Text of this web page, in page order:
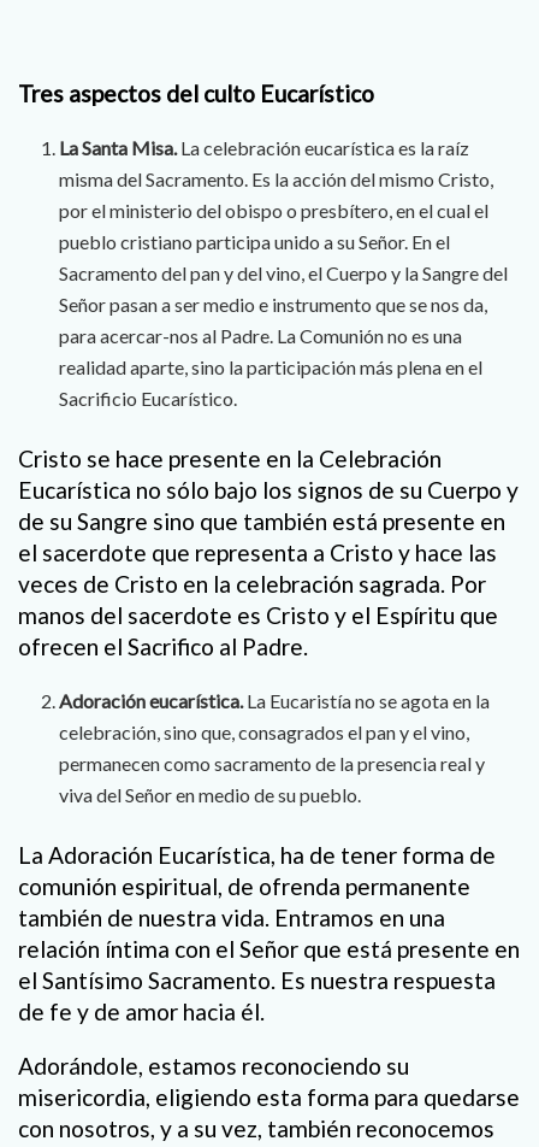
Tres aspectos del culto Eucarístico
La Santa Misa.La celebración eucarística es la raíz
misma del Sacramento. Es la acción del mismo Cristo,
por el ministerio del obispo o presbítero, en el cual el
pueblo cristiano participa unido a su Señor. En el
Sacramento del pan y del vino, el Cuerpo y la Sangre del
Señor pasan a ser medio e instrumento que se nos da,
para acercar-nos al Padre. La Comunión no es una
realidad aparte, sino la participación más plena en el
Sacrificio Eucarístico.
Cristo se hace presente en la Celebración
Eucarística no sólo bajo los signos de su Cuerpo y
de su Sangre sino que también está presente en
el sacerdote que representa a Cristo y hace las
veces de Cristo en la celebración sagrada. Por
manos del sacerdote es Cristo y el Espíritu que
ofrecen el Sacrifico al Padre.
Adoración eucarística.La Eucaristía no se agota en la
celebración, sino que, consagrados el pan y el vino,
permanecen como sacramento de la presencia real y
viva del Señor en medio de su pueblo.
La Adoración Eucarística, ha de tener forma de
comunión espiritual, de ofrenda permanente
también de nuestra vida. Entramos en una
relación íntima con el Señor que está presente en
el Santísimo Sacramento. Es nuestra respuesta
de fe y de amor hacia él.
Adorándole, estamos reconociendo su
misericordia, eligiendo esta forma para quedarse
con nosotros, y a su vez, también reconocemos